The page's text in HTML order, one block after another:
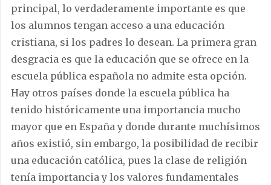
principal, lo verdaderamente importante es que
los alumnos tengan acceso a una educación
cristiana, si los padres lo desean. La primera gran
desgracia es que la educación que se ofrece en la
escuela pública española no admite esta opción.
Hay otros países donde la escuela pública ha
tenido históricamente una importancia mucho
mayor que en España y donde durante muchísimos
años existió, sin embargo, la posibilidad de recibir
una educación católica, pues la clase de religión
tenía importancia y los valores fundamentales